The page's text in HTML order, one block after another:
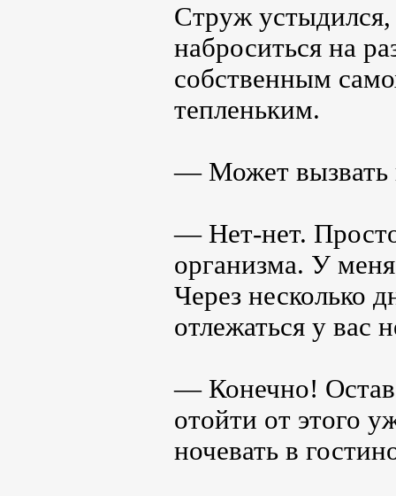
Струж устыдился,
наброситься на
собственным
тепленьким.
— Может вызвать
— Нет-нет.
организма. У
Через несколько
отлежаться у вас
— Конечно!
отойти от этого
ночевать в